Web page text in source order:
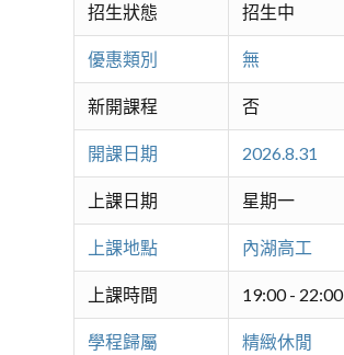
招生狀態 招生中
優惠類別 無
新開課程 否
開課日期 2026.8.31
上課日期 星期一
上課地點 內湖高工
上課時間 19:00 - 22:00
學程歸屬 精緻休閒